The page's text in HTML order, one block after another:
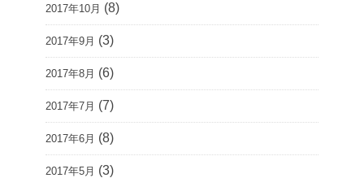
2017年10月 (8)
2017年9月 (3)
2017年8月 (6)
2017年7月 (7)
2017年6月 (8)
2017年5月 (3)